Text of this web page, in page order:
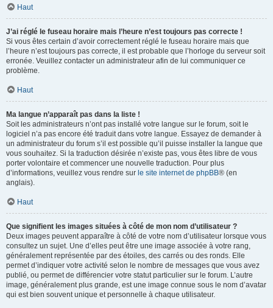
Haut
J’ai réglé le fuseau horaire mais l’heure n’est toujours pas correcte !
Si vous êtes certain d’avoir correctement réglé le fuseau horaire mais que
l’heure n’est toujours pas correcte, il est probable que l’horloge du serveur soit
erronée. Veuillez contacter un administrateur afin de lui communiquer ce
problème.
Haut
Ma langue n’apparaît pas dans la liste !
Soit les administrateurs n’ont pas installé votre langue sur le forum, soit le
logiciel n’a pas encore été traduit dans votre langue. Essayez de demander à
un administrateur du forum s’il est possible qu’il puisse installer la langue que
vous souhaitez. Si la traduction désirée n’existe pas, vous êtes libre de vous
porter volontaire et commencer une nouvelle traduction. Pour plus
d’informations, veuillez vous rendre sur le site internet de phpBB® (en
anglais).
Haut
Que signifient les images situées à côté de mon nom d’utilisateur ?
Deux images peuvent apparaître à côté de votre nom d’utilisateur lorsque vous
consultez un sujet. Une d’elles peut être une image associée à votre rang,
généralement représentée par des étoiles, des carrés ou des ronds. Elle
permet d’indiquer votre activité selon le nombre de messages que vous avez
publié, ou permet de différencier votre statut particulier sur le forum. L’autre
image, généralement plus grande, est une image connue sous le nom d’avatar
qui est bien souvent unique et personnelle à chaque utilisateur.